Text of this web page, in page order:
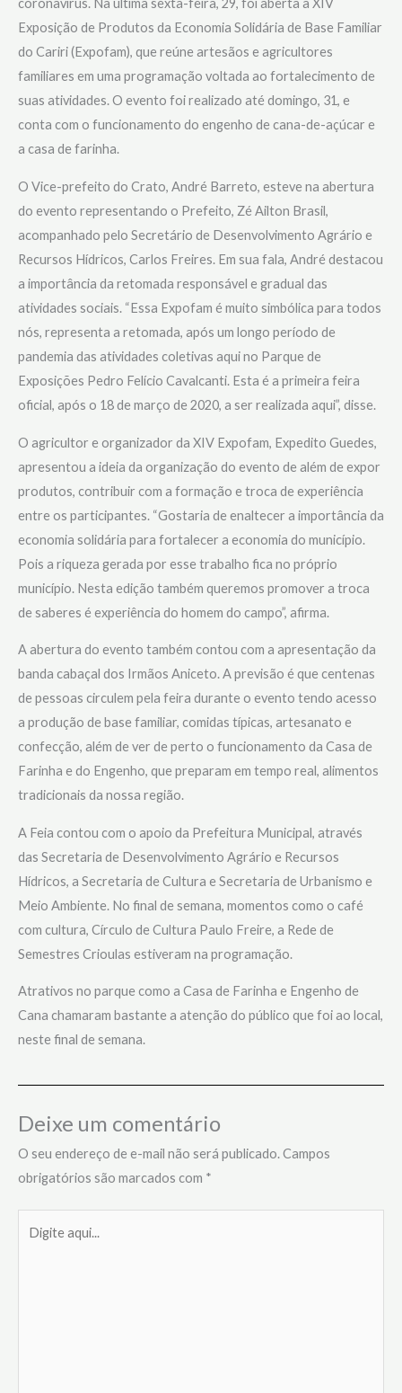
coronavírus. Na última sexta-feira, 29, foi aberta a XIV
Exposição de Produtos da Economia Solidária de Base Familiar
do Cariri (Expofam), que reúne artesãos e agricultores
familiares em uma programação voltada ao fortalecimento de
suas atividades. O evento foi realizado até domingo, 31, e
conta com o funcionamento do engenho de cana-de-açúcar e
a casa de farinha.
O Vice-prefeito do Crato, André Barreto, esteve na abertura
do evento representando o Prefeito, Zé Ailton Brasil,
acompanhado pelo Secretário de Desenvolvimento Agrário e
Recursos Hídricos, Carlos Freires. Em sua fala, André destacou
a importância da retomada responsável e gradual das
atividades sociais. “Essa Expofam é muito simbólica para todos
nós, representa a retomada, após um longo período de
pandemia das atividades coletivas aqui no Parque de
Exposições Pedro Felício Cavalcanti. Esta é a primeira feira
oficial, após o 18 de março de 2020, a ser realizada aqui”, disse.
O agricultor e organizador da XIV Expofam, Expedito Guedes,
apresentou a ideia da organização do evento de além de expor
produtos, contribuir com a formação e troca de experiência
entre os participantes. “Gostaria de enaltecer a importância da
economia solidária para fortalecer a economia do município.
Pois a riqueza gerada por esse trabalho fica no próprio
município. Nesta edição também queremos promover a troca
de saberes é experiência do homem do campo”, afirma.
A abertura do evento também contou com a apresentação da
banda cabaçal dos Irmãos Aniceto. A previsão é que centenas
de pessoas circulem pela feira durante o evento tendo acesso
a produção de base familiar, comidas típicas, artesanato e
confecção, além de ver de perto o funcionamento da Casa de
Farinha e do Engenho, que preparam em tempo real, alimentos
tradicionais da nossa região.
A Feia contou com o apoio da Prefeitura Municipal, através
das Secretaria de Desenvolvimento Agrário e Recursos
Hídricos, a Secretaria de Cultura e Secretaria de Urbanismo e
Meio Ambiente. No final de semana, momentos como o café
com cultura, Círculo de Cultura Paulo Freire, a Rede de
Semestres Crioulas estiveram na programação.
Atrativos no parque como a Casa de Farinha e Engenho de
Cana chamaram bastante a atenção do público que foi ao local,
neste final de semana.
Deixe um comentário
O seu endereço de e-mail não será publicado.Campos
obrigatórios são marcados com *
aqui...